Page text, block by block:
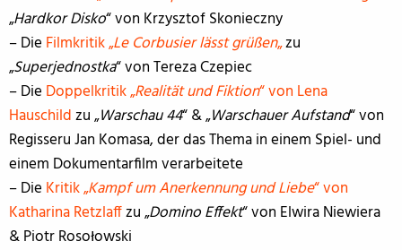
„Hardkor Disko“ von Krzysztof Skonieczny
– Die Filmkritik „Le Corbusier lässt grüßen„zu
„Superjednostka“ von Tereza Czepiec
– Die Doppelkritik „Realität und Fiktion“ von Lena
Hauschildzu „Warschau 44“ & „Warschauer Aufstand“ von
Regisseru Jan Komasa, der das Thema in einem Spiel- und
einem Dokumentarfilm verarbeitete
– Die Kritik „Kampf um Anerkennung und Liebe“ von
Katharina Retzlaffzu „Domino Effekt“ von Elwira Niewiera
& Piotr Rosołowski